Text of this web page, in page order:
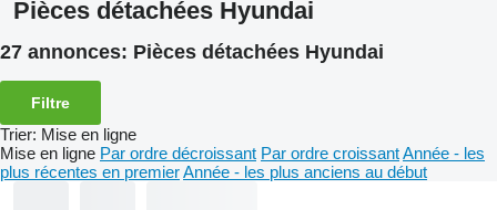
Pièces détachées Hyundai
27 annonces: Pièces détachées Hyundai
Filtre
Trier: Mise en ligne
Mise en ligne Par ordre décroissant Par ordre croissantAnnée - les
plus récentes en premierAnnée - les plus anciens au début